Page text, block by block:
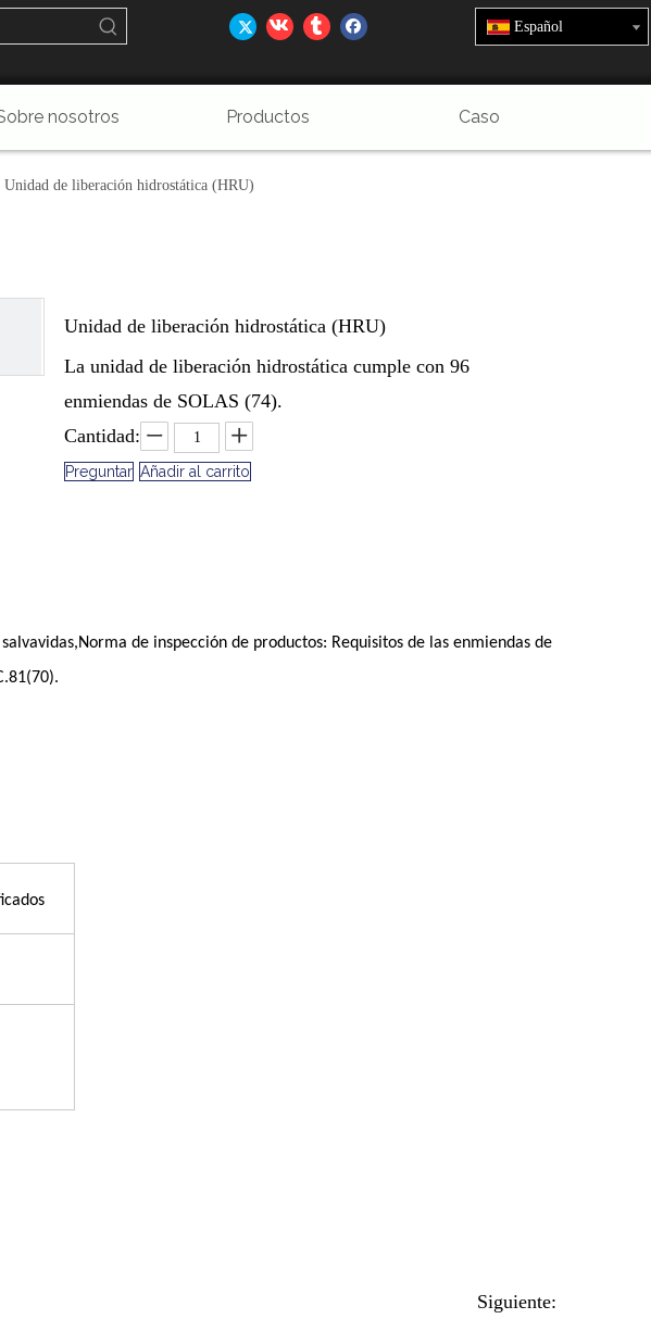
Español
nosotros Productos Caso
Contáctenos
Unidad de liberación hidrostática (HRU)
Unidad de liberación hidrostática (HRU)
La unidad de liberación hidrostática cumple con 96
enmiendas de SOLAS (74).
Cantidad:
Preguntar Añadir al carrito
Norma de inspección de productos: Requisitos de las enmiendas de
Siguiente: